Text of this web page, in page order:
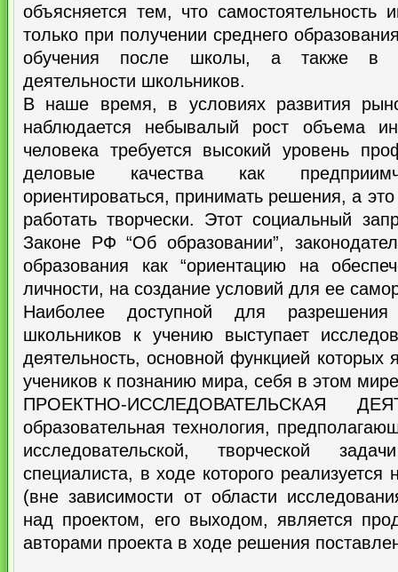
объясняется тем, что самостоятельность
только при получении среднего
обучения после школы, а также в
деятельности школьников.
В наше время, в условиях развития
наблюдается небывалый рост объема
человека требуется высокий уровень
деловые качества как
ориентироваться, принимать решения, а
работать творчески. Этот социальный
Законе РФ “Об образовании”,
образования как “ориентацию на
личности, на создание условий для ее
Наиболее доступной для
школьников к учению выступает
деятельность, основной функцией которых
учеников к познанию мира, себя в этом
ПРОЕКТНО-ИССЛЕДОВАТЕЛЬСКАЯ
образовательная технология,
исследовательской, творческой
специалиста, в ходе которого реализуется
(вне зависимости от области
над проектом, его выходом, является
авторами проекта в ходе решения